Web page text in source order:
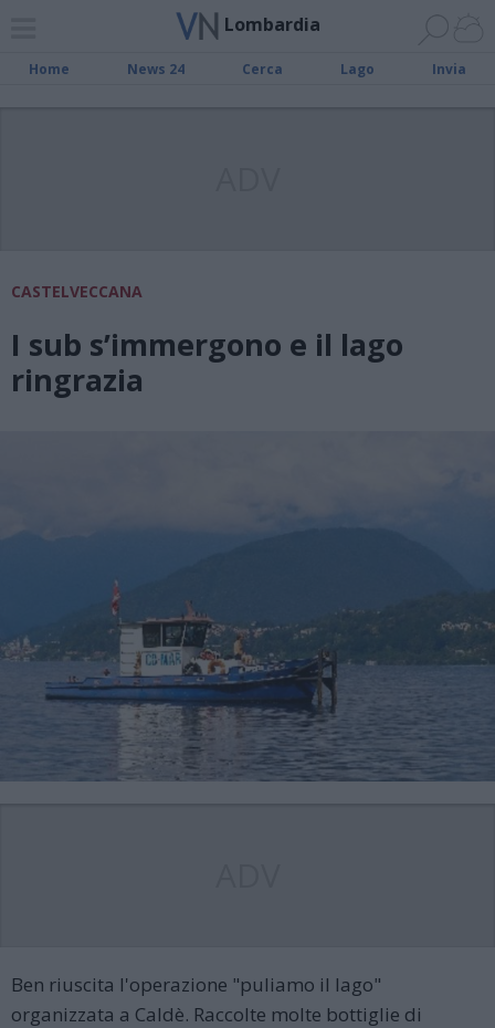
Lombardia
Home News 24 Cerca Lago Invia
CASTELVECCANA
I sub s’immergono e il lago
ringrazia
Ben riuscita l'operazione "puliamo il lago"
organizzata a Caldè. Raccolte molte bottiglie di